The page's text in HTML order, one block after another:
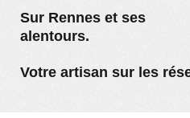
Sur Rennes et ses
alentours.
Votre artisan sur les